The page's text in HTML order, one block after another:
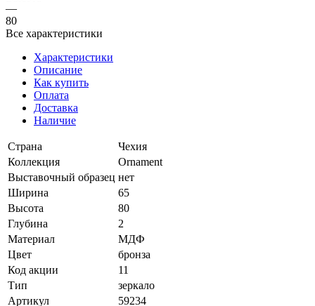
—
80
Все характеристики
Характеристики
Описание
Как купить
Оплата
Доставка
Наличие
Страна
Чехия
Коллекция
Ornament
Выставочный образец нет
Ширина
65
Высота
80
Глубина
2
Материал
МДФ
Цвет
бронза
Код акции
11
Тип
зеркало
Артикул
59234